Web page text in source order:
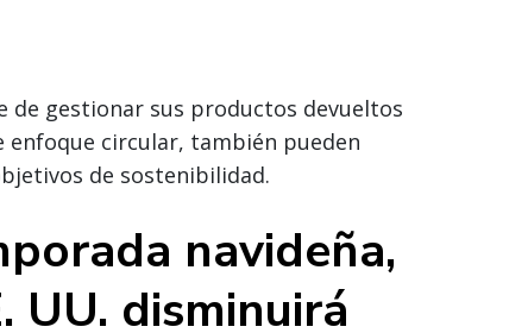
gestionar sus productos devueltos
enfoque circular, también pueden
de sostenibilidad.
navideña,
UU. disminuirá